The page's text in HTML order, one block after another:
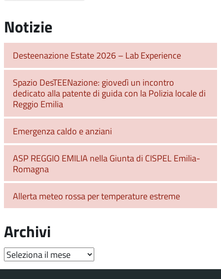
Notizie
Desteenazione Estate 2026 – Lab Experience
Spazio DesTEENazione: giovedì un incontro
dedicato alla patente di guida con la Polizia locale di
Reggio Emilia
Emergenza caldo e anziani
ASP REGGIO EMILIA nella Giunta di CISPEL Emilia-
Romagna
Allerta meteo rossa per temperature estreme
Archivi
Archivi